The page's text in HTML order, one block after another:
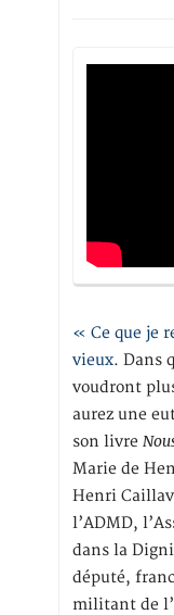
« Ce que je
vieux. Dans
voudront
aurez une
son livre
Marie de
Henri
l’ADMD,
dans la
député,
militant de